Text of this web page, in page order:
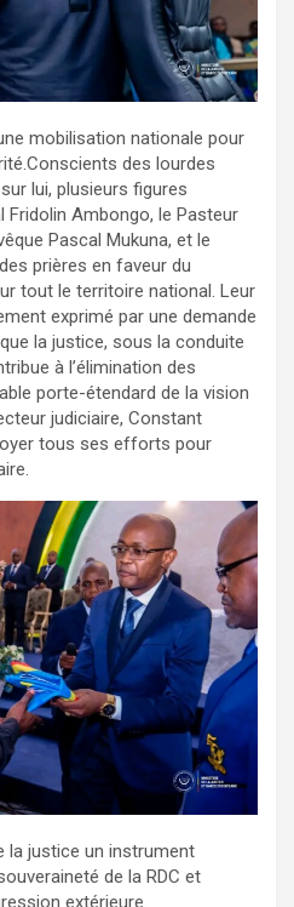
mobilisation nationale pour
des lourdes
lui, plusieurs figures
Fridolin Ambongo, le Pasteur
Pascal Mukuna, et le
prières en faveur du
tout le territoire national. Leur
exprimé par une demande
la justice, sous la conduite
à l’élimination des
porte-étendard de la vision
judiciaire, Constant
tous ses efforts pour
la justice un instrument
de la RDC et
extérieure.